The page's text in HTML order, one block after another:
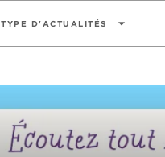
TYPE D'ACTUALITÉS arrow_drop_down